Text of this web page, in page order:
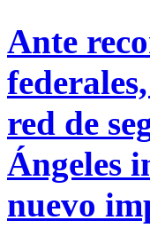
Ante
red de
Ángeles
nuevo